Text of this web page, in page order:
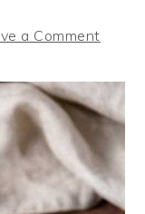
a Comment